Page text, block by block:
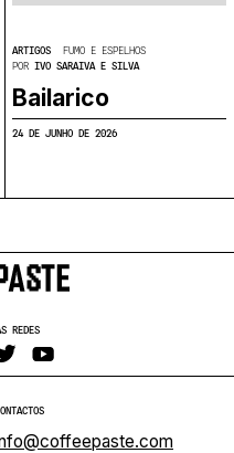
ARTIGOS
FUMO E ESPELHOS
POR IVO SARAIVA E SILVA
Bailarico
24 DE JUNHO DE 2026
REDES